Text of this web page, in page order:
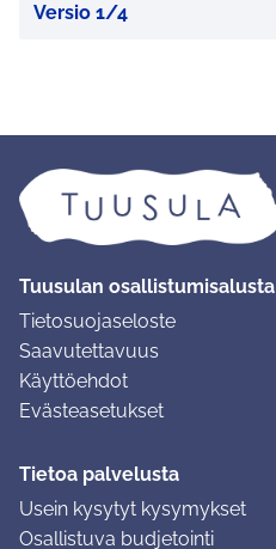
Versio 1/4
Tuusulan osallistumisalusta
Tietosuojaseloste
Saavutettavuus
Käyttöehdot
Evästeasetukset
Tietoa palvelusta
Usein kysytyt kysymykset
Osallistuva budjetointi